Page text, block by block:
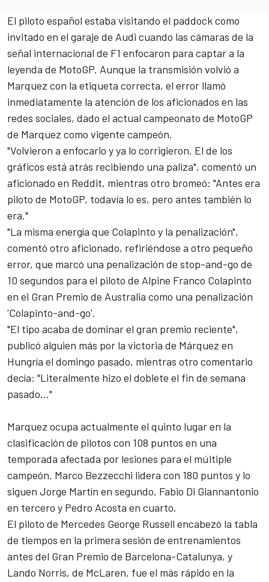
El piloto español estaba visitando el paddock como
invitado en el garaje de Audi cuando las cámaras de la
señal internacional de F1 enfocaron para captar a la
leyenda de MotoGP. Aunque la transmisión volvió a
Marquez con la etiqueta correcta, el error llamó
inmediatamente la atención de los aficionados en las
redes sociales, dado el actual campeonato de MotoGP
de Marquez como vigente campeón.
"Volvieron a enfocarlo y ya lo corrigieron. El de los
gráficos está atrás recibiendo una paliza", comentó un
aficionado en Reddit, mientras otro bromeó: "Antes era
piloto de MotoGP, todavía lo es, pero antes también lo
era."
"La misma energía que Colapinto y la penalización",
comentó otro aficionado, refiriéndose a otro pequeño
error, que marcó una penalización de stop-and-go de
10 segundos para el piloto de Alpine Franco Colapinto
en el Gran Premio de Australia como una penalización
'Colapinto-and-go'.
"El tipo acaba de dominar el gran premio reciente",
publicó alguien más por la victoria de Márquez en
Hungría el domingo pasado, mientras otro comentario
decía: "Literalmente hizo el doblete el fin de semana
pasado…"
Marquez ocupa actualmente el quinto lugar en la
clasificación de pilotos con 108 puntos en una
temporada afectada por lesiones para el múltiple
campeón. Marco Bezzecchi lidera con 180 puntos y lo
siguen Jorge Martín en segundo, Fabio Di Giannantonio
en tercero y Pedro Acosta en cuarto.
El piloto de Mercedes George Russell encabezó la tabla
de tiempos en la primera sesión de entrenamientos
antes del Gran Premio de Barcelona-Catalunya, y
Lando Norris, de McLaren, fue el más rápido en la